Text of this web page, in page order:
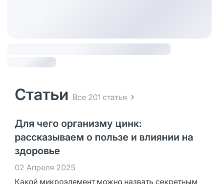
Статьи Все 201 статья
Для чего организму цинк:
рассказываем о пользе и влиянии на
здоровье
02 Апреля 2025
Какой микроэлемент можно назвать секретным